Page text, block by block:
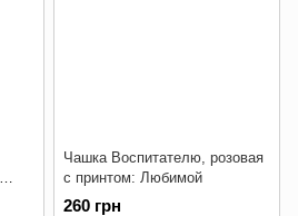
Чашка Воспитателю, розовая
с принтом: Любимой
260 грн